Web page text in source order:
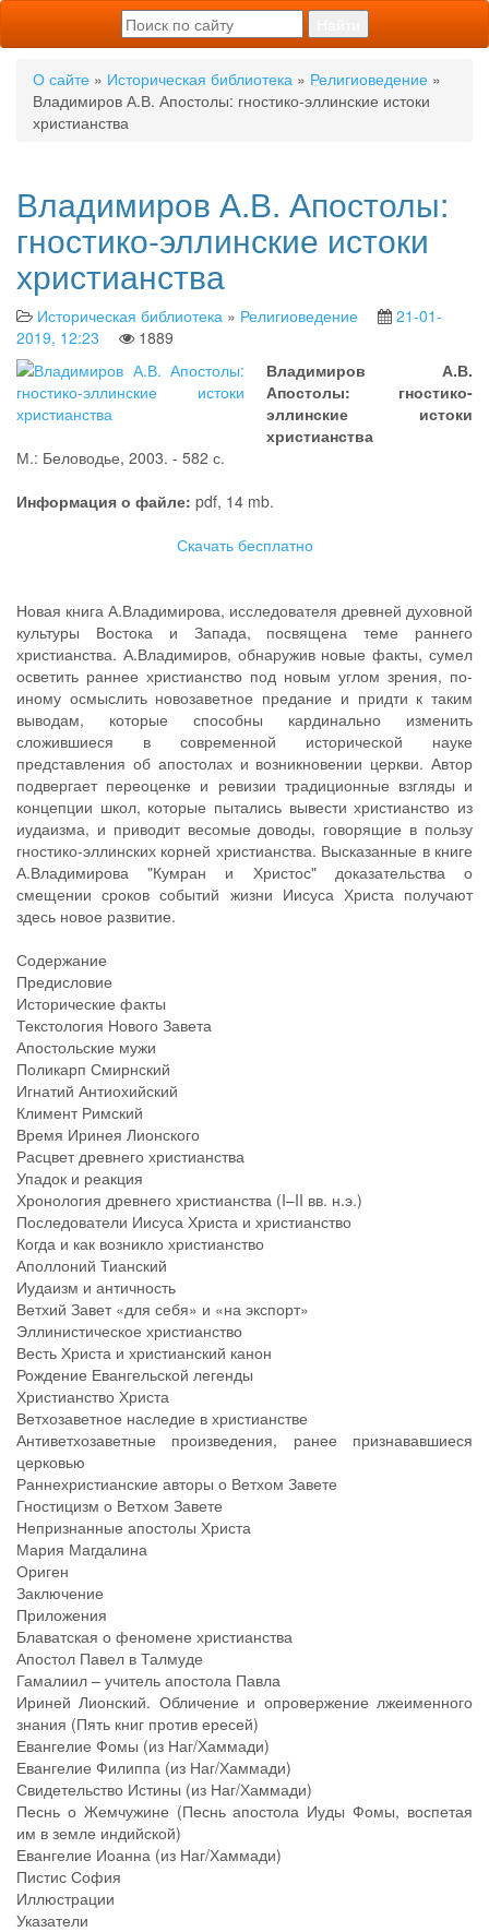
О сайте » Историческая библиотека » Религиоведение »
Владимиров А.В. Апостолы: гностико-эллинские истоки
христианства
Владимиров А.В. Апостолы:
гностико-эллинские истоки
христианства
Историческая библиотека » Религиоведение
21-01-
2019, 12:23
1889
Владимиров А.В.
Апостолы: гностико-
эллинские истоки
христианства
М.: Беловодье, 2003. - 582 с.
Информация о файле: pdf, 14 mb.
Скачать бесплатно
Новая книга А.Владимирова, исследователя древней духовной
культуры Востока и Запада, посвящена теме раннего
христианства. А.Владимиров, обнаружив новые факты, сумел
осветить раннее христианство под новым углом зрения, по-
иному осмыслить новозаветное предание и придти к таким
выводам, которые способны кардинально изменить
сложившиеся в современной исторической науке
представления об апостолах и возникновении церкви. Автор
подвергает переоценке и ревизии традиционные взгляды и
концепции школ, которые пытались вывести христианство из
иудаизма, и приводит весомые доводы, говорящие в пользу
гностико-эллинских корней христианства. Высказанные в книге
А.Владимирова "Кумран и Христос" доказательства о
смещении сроков событий жизни Иисуса Христа получают
здесь новое развитие.
Содержание
Предисловие
Исторические факты
Текстология Нового Завета
Апостольские мужи
Поликарп Смирнский
Игнатий Антиохийский
Климент Римский
Время Иринея Лионского
Расцвет древнего христианства
Упадок и реакция
Хронология древнего христианства (I–II вв. н.э.)
Последователи Иисуса Христа и христианство
Когда и как возникло христианство
Аполлоний Тианский
Иудаизм и античность
Ветхий Завет «для себя» и «на экспорт»
Эллинистическое христианство
Весть Христа и христианский канон
Рождение Евангельской легенды
Христианство Христа
Ветхозаветное наследие в христианстве
Антиветхозаветные произведения, ранее признававшиеся
церковью
Раннехристианские авторы о Ветхом Завете
Гностицизм о Ветхом Завете
Непризнанные апостолы Христа
Мария Магдалина
Ориген
Заключение
Приложения
Блаватская о феномене христианства
Апостол Павел в Талмуде
Гамалиил – учитель апостола Павла
Ириней Лионский. Обличение и опровержение лжеименного
знания (Пять книг против ересей)
Евангелие Фомы (из Наг/Хаммади)
Евангелие Филиппа (из Наг/Хаммади)
Свидетельство Истины (из Наг/Хаммади)
Песнь о Жемчужине (Песнь апостола Иуды Фомы, воспетая
им в земле индийской)
Евангелие Иоанна (из Наг/Хаммади)
Пистис София
Иллюстрации
Указатели